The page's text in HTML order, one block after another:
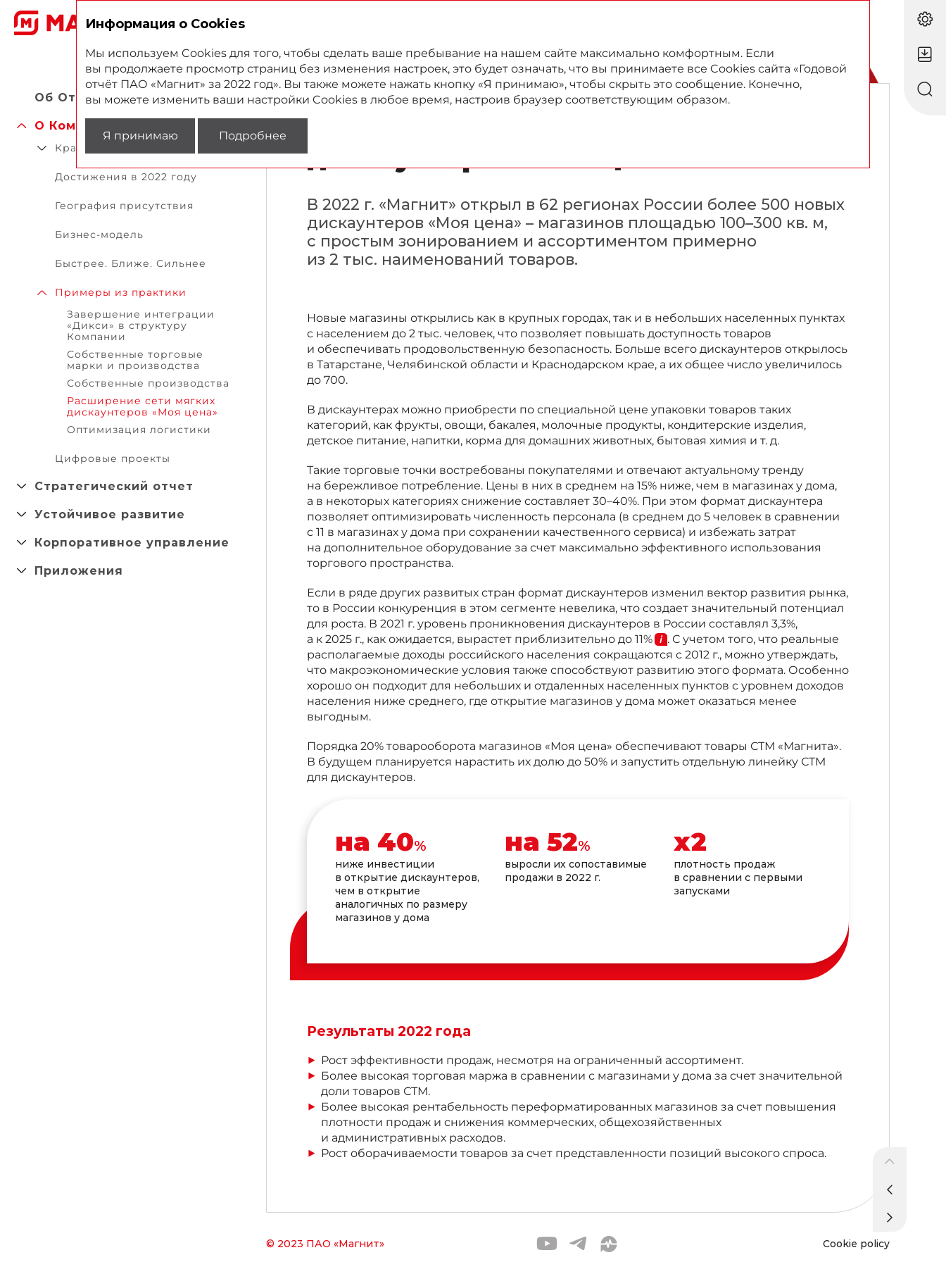
Об Oтчете
О Компании
Кратко о «Магните»
Достижения в 2022 году
География присутствия
Бизнес-модель
Быстрее. Ближе. Сильнее
Примеры из практики
Завершение интеграции
«Дикси» в структуру
Компании
Собственные торговые
марки и производства
Собственные производства
Расширение сети мягких
дискаунтеров «Моя цена»
Оптимизация логистики
Цифровые проекты
Стратегический отчет
Устойчивое развитие
Корпоративное управление
Приложения
Расширение сети мягких
дискаунтеров «Моя цена»
В 2022 г. «Магнит» открыл в 62 регионах России более 500 новых
дискаунтеров «Моя цена» – магазинов площадью 100–300 кв. м,
с простым зонированием и ассортиментом примерно
из 2 тыс. наименований товаров.
Новые магазины открылись как в крупных городах, так и в небольших населенных пунктах
с населением до 2 тыс. человек, что позволяет повышать доступность товаров
и обеспечивать продовольственную безопасность. Больше всего дискаунтеров открылось
в Татарстане, Челябинской области и Краснодарском крае, а их общее число увеличилось
до 700.
В дискаунтерах можно приобрести по специальной цене упаковки товаров таких
категорий, как фрукты, овощи, бакалея, молочные продукты, кондитерские изделия,
детское питание, напитки, корма для домашних животных, бытовая химия и т. д.
Такие торговые точки востребованы покупателями и отвечают актуальному тренду
на бережливое потребление. Цены в них в среднем на 15% ниже, чем в магазинах у дома,
а в некоторых категориях снижение составляет 30–40%. При этом формат дискаунтера
позволяет оптимизировать численность персонала (в среднем до 5 человек в сравнении
с 11 в магазинах у дома при сохранении качественного сервиса) и избежать затрат
на дополнительное оборудование за счет максимально эффективного использования
торгового пространства.
Если в ряде других развитых стран формат дискаунтеров изменил вектор развития рынка,
то в России конкуренция в этом сегменте невелика, что создает значительный потенциал
для роста. В 2021 г. уровень проникновения дискаунтеров в России составлял 3,3%,
а к 2025 г., как ожидается, вырастет приблизительно до 11%
. С учетом того, что реальные
располагаемые доходы российского населения сокращаются c 2012 г., можно утверждать,
что макроэкономические условия также способствуют развитию этого формата. Особенно
хорошо он подходит для небольших и отдаленных населенных пунктов с уровнем доходов
населения ниже среднего, где открытие магазинов у дома может оказаться менее
выгодным.
Порядка 20% товарооборота магазинов «Моя цена» обеспечивают товары СТМ «Магнита».
В будущем планируется нарастить их долю до 50% и запустить отдельную линейку СТМ
для дискаунтеров.
на 40%
ниже инвестиции
в открытие дискаунтеров,
чем в открытие
аналогичных по размеру
магазинов у дома
на 52%
выросли их сопоставимые
продажи в 2022 г.
х2
плотность продаж
в сравнении с первыми
запусками
Результаты 2022 года
Рост эффективности продаж, несмотря на ограниченный ассортимент.
Более высокая торговая маржа в сравнении с магазинами у дома за счет значительной
доли товаров СТМ.
Более высокая рентабельность переформатированных магазинов за счет повышения
плотности продаж и снижения коммерческих, общехозяйственных
и административных расходов.
Рост оборачиваемости товаров за счет представленности позиций высокого спроса.
© 2023 ПАО «Магнит» Cookie policy
Информация о Cookies
Мы используем Cookies для того, чтобы сделать ваше пребывание на нашем сайте максимально комфортным. Если
вы продолжаете просмотр страниц без изменения настроек, это будет означать, что вы принимаете все Cookies сайта «Годовой
отчёт ПАО «Магнит» за 2022 год». Вы также можете нажать кнопку «Я принимаю», чтобы скрыть это сообщение. Конечно,
вы можете изменить ваши настройки Cookies в любое время, настроив браузер соответствующим образом.
Я принимаю Подробнее